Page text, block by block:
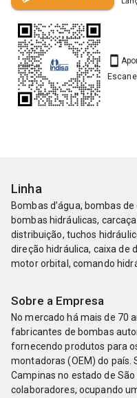
Linha
Bombas d’água, bombas
bombas hidráulicas,
distribuição, tuchos
direção hidráulica, caixa de
motor orbital, comando
Sobre a Empresa
No mercado há mais de 70
fabricantes de bombas
fornecendo produtos para
montadoras (OEM) do país.
Campinas no estado de
colaboradores, ocupando